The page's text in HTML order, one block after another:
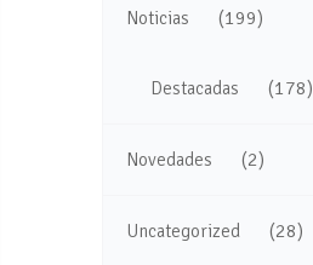
Noticias (199)
Destacadas (178)
Novedades (2)
Uncategorized (28)